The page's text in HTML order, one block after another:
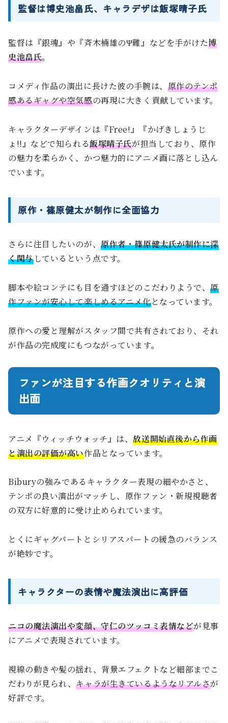
監督は博史池畠氏、キャラデザは飯塚晴子氏
監督は『銀魂』や『斉木楠雄のΨ難』などを手がけた博
史池畠氏。
コメディ作品の演出に長けた彼の手腕は、 原作のテンポ
感あるギャグや空気感の再現に大きく貢献しています。
キャラクターデザインは『Free!』『かげきしょうじ
ょ!!』などで知られる飯塚晴子氏が担当しており、原作
の魅力を柔らかく、かつ魅力的にアニメ画に落とし込ん
でいます。
原作・篠原健太が制作に全面協力
さらに注目したいのが、原作者・篠原健太氏が制作に深
く関与しているという点です。
脚本や絵コンテにも目を通すほどのこだわりようで、原
作ファンが安心して楽しめるアニメ化となっています。
原作への愛と理解がスタッフ間で共有されており、それ
が作品の完成度にもつながっています。
ファンが注目する作画クオリティと演
出面
アニメ『ウィッチウォッチ』は、放送開始直後から作画
と演出の評価が高い作品となっています。
Biburyの強みであるキャラクター表現の細やかさと、
テンポの良い演出がマッチし、原作ファン・新規視聴者
の双方に好意的に受け止められています。
とくにギャグパートとシリアスパートの緩急のバランス
が絶妙です。
キャラクターの表情や魔法演出に高評価
ニコの魔法演出や変顔、守仁のツッコミ表情などが見事
にアニメで表現されています。
視線の動きや髪の揺れ、背景エフェクトなど細部までこ
だわりが見られ、キャラが生きているようなリアルさが
好評です。